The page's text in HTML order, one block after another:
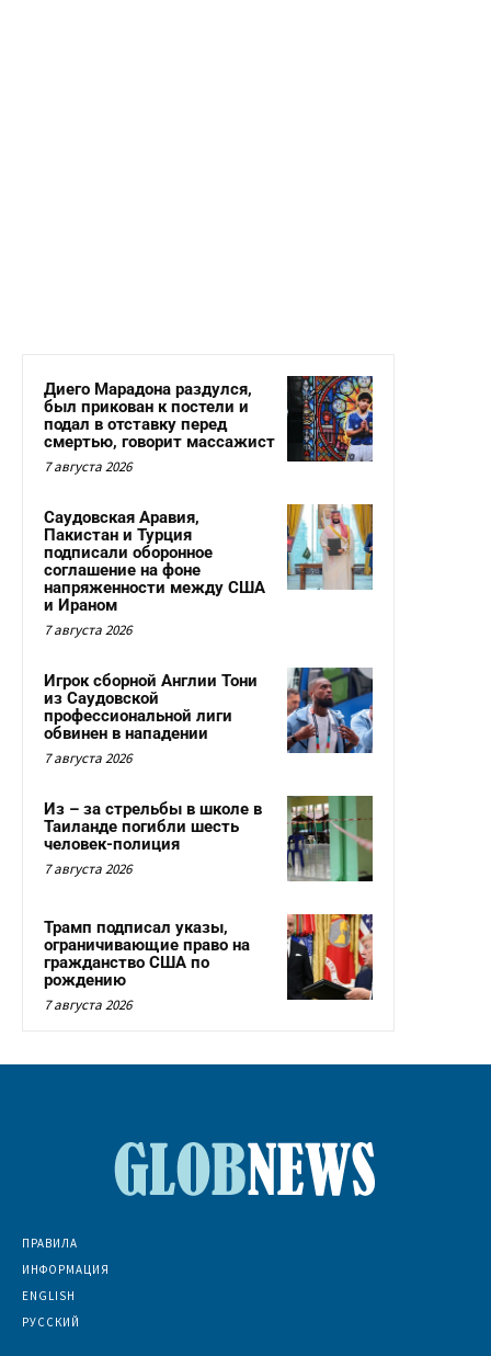
Диего Марадона раздулся,
был прикован к постели и
подал в отставку перед
смертью, говорит массажист
7 августа 2026
Саудовская Аравия,
Пакистан и Турция
подписали оборонное
соглашение на фоне
напряженности между США
и Ираном
7 августа 2026
Игрок сборной Англии Тони
из Саудовской
профессиональной лиги
обвинен в нападении
7 августа 2026
Из – за стрельбы в школе в
Таиланде погибли шесть
человек-полиция
7 августа 2026
Трамп подписал указы,
ограничивающие право на
гражданство США по
рождению
7 августа 2026
ПРАВИЛА
ИНФОРМАЦИЯ
ENGLISH
РУССКИЙ